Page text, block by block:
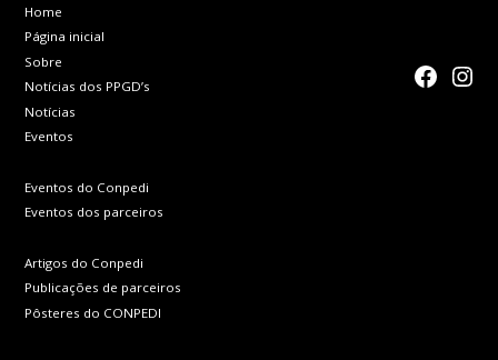
Home
Página inicial
Sobre
Notícias dos PPGD’s
Notícias
Eventos
Eventos do Conpedi
Eventos dos parceiros
Artigos do Conpedi
Publicações de parceiros
Pôsteres do CONPEDI